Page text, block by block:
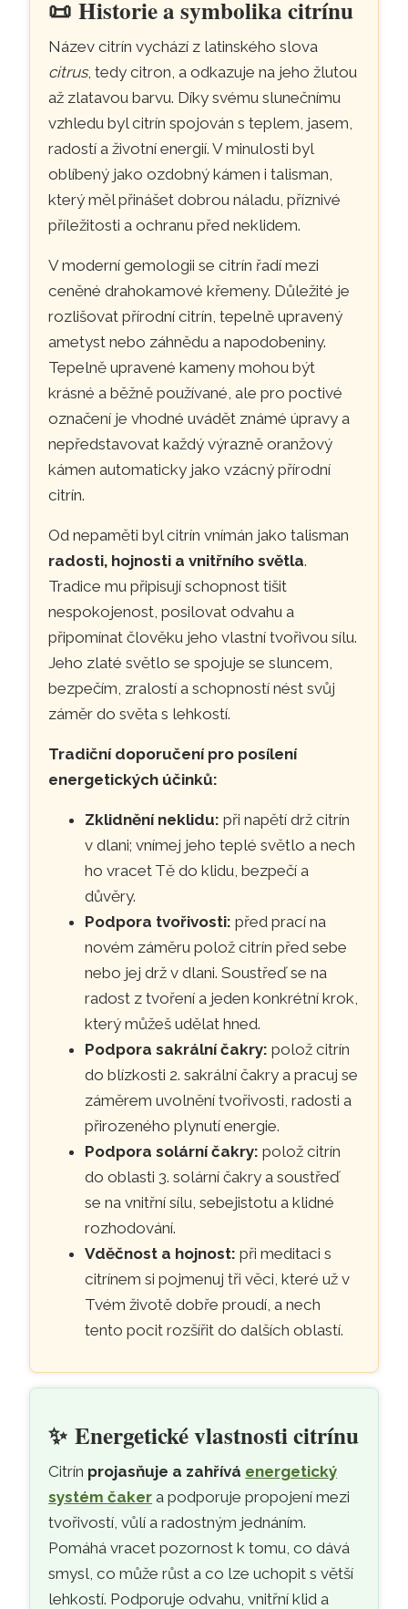
📜Historie a symbolika citrínu
Název citrín vychází z latinského slova
citrus, tedy citron, a odkazuje na jeho žlutou
až zlatavou barvu. Díky svému slunečnímu
vzhledu byl citrín spojován s teplem, jasem,
radostí a životní energií. V minulosti byl
oblíbený jako ozdobný kámen i talisman,
který měl přinášet dobrou náladu, příznivé
příležitosti a ochranu před neklidem.
V moderní gemologii se citrín řadí mezi
ceněné drahokamové křemeny. Důležité je
rozlišovat přírodní citrín, tepelně upravený
ametyst nebo záhnědu a napodobeniny.
Tepelně upravené kameny mohou být
krásné a běžně používané, ale pro poctivé
označení je vhodné uvádět známé úpravy a
nepředstavovat každý výrazně oranžový
kámen automaticky jako vzácný přírodní
citrín.
Od nepaměti byl citrín vnímán jako talisman
radosti, hojnosti a vnitřního světla.
Tradice mu připisují schopnost tišit
nespokojenost, posilovat odvahu a
připomínat člověku jeho vlastní tvořivou sílu.
Jeho zlaté světlo se spojuje se sluncem,
bezpečím, zralostí a schopností nést svůj
záměr do světa s lehkostí.
Tradiční doporučení pro posílení
energetických účinků:
Zklidnění neklidu: při napětí drž citrín
v dlani; vnímej jeho teplé světlo a nech
ho vracet Tě do klidu, bezpečí a
důvěry.
Podpora tvořivosti: před prací na
novém záměru polož citrín před sebe
nebo jej drž v dlani. Soustřeď se na
radost z tvoření a jeden konkrétní krok,
který můžeš udělat hned.
Podpora sakrální čakry: polož citrín
do blízkosti 2. sakrální čakry a pracuj se
záměrem uvolnění tvořivosti, radosti a
přirozeného plynutí energie.
Podpora solární čakry: polož citrín
do oblasti 3. solární čakry a soustřeď
se na vnitřní sílu, sebejistotu a klidné
rozhodování.
Vděčnost a hojnost: při meditaci s
citrínem si pojmenuj tři věci, které už v
Tvém životě dobře proudí, a nech
tento pocit rozšířit do dalších oblastí.
✨Energetické vlastnosti citrínu
Citrín projasňuje a zahřívá energetický
systém čaker a podporuje propojení mezi
tvořivostí, vůlí a radostným jednáním.
Pomáhá vracet pozornost k tomu, co dává
smysl, co může růst a co lze uchopit s větší
lehkostí. Podporuje odvahu, vnitřní klid a